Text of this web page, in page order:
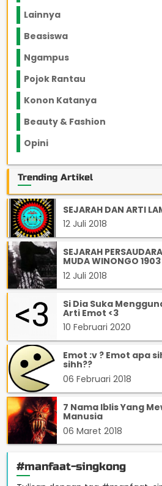
Lainnya
Beasiswa
Ngampus
Pojok Rantau
Konon Katanya
Beauty & Fashion
Opini
Trending Artikel
SEJARAH DAN ARTI
12 Juli 2018
SEJARAH
MUDA WINONGO 1903
12 Juli 2018
Si Dia Suka
Arti Emot <3
10 Februari 2020
Emot :v ? Emot apa
sihh??
06 Februari 2018
7 Nama Iblis Yang
Manusia
06 Maret 2018
#manfaat-singkong